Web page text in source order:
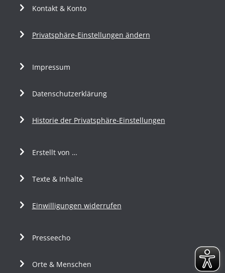
Kontakt & Konto
Privatsphäre-Einstellungen ändern
Impressum
Datenschutzerklärung
Historie der Privatsphäre-Einstellungen
Erstellt von …
Texte & Inhalte
Einwilligungen widerrufen
Presseecho
Orte & Menschen